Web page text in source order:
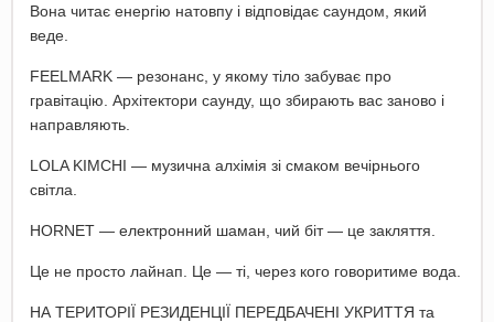
Вона читає енергію натовпу і відповідає саундом, який
веде.
FEELMARK — резонанс, у якому тіло забуває про
гравітацію. Архітектори саунду, що збирають вас заново і
направляють.
LOLA KIMCHI — музична алхімія зі смаком вечірнього
світла.
HORNET — електронний шаман, чий біт — це закляття.
Це не просто лайнап. Це — ті, через кого говоритиме вода.
НА ТЕРИТОРІЇ РЕЗИДЕНЦІЇ ПЕРЕДБАЧЕНІ УКРИТТЯ та